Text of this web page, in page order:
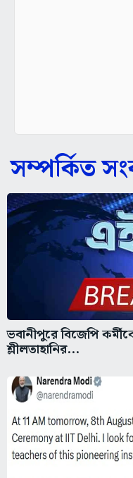
সম্পর্কিত
ভবানীপুরে বিজেপি
শ্লীলতাহানির...